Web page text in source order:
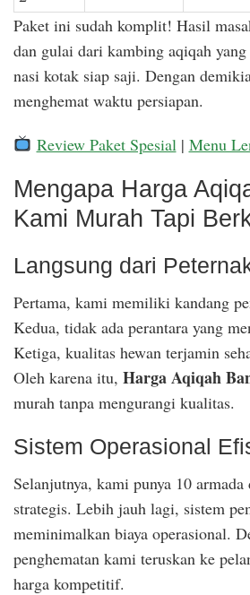
Paket ini sudah komplit! Hasil
dan gulai dari kambing aqiqah
nasi kotak siap saji. Dengan
menghemat waktu persiapan.
Review Paket Spesial | Menu
Mengapa Harga
Kami Murah Tapi
Langsung dari
Pertama, kami memiliki kandang
Kedua, tidak ada perantara yang
Ketiga, kualitas hewan terjamin
Oleh karena itu, Harga Aqiqah
murah tanpa mengurangi kualitas.
Sistem Operasional
Selanjutnya, kami punya 10
strategis. Lebih jauh lagi, sistem
meminimalkan biaya operasional.
penghematan kami teruskan ke
harga kompetitif.